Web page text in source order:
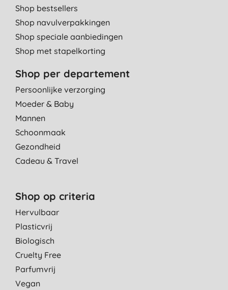
Shop bestsellers
Shop navulverpakkingen
Shop speciale aanbiedingen
Shop met stapelkorting
Shop per departement
Persoonlijke verzorging
Moeder & Baby
Mannen
Schoonmaak
Gezondheid
Cadeau & Travel
Shop op criteria
Hervulbaar
Plasticvrij
Biologisch
Cruelty Free
Parfumvrij
Vegan